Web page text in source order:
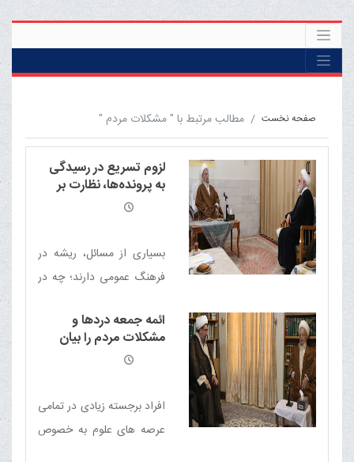
صفحه نخست مطالب مرتبط با " مشکلات مردم "
لزوم تسریع در رسیدگی
به پرونده‌ها، نظارت بر
نظام وکالت و توجه به
بسیاری از مسائل، ریشه در
فرهنگ عمومی دارند؛ چه در
و مراجعان و لازم است با
آموزش و فرهنگ‌سازی، این
ائمه جمعه دردها و
مشکلات مردم را بیان
افراد برجسته زیادی در تمامی
عرصه های علوم به خصوص